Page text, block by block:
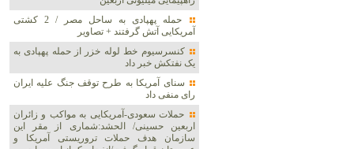
حمله پهپادی به ساحل مصر / 2 کشتی
آمریکایی آتش گرفتند + تصاویر
کنسرسیوم خط لوله خزر از حمله پهپادی به
یک نفتکش خبر داد
سنای آمریکا به طرح توقف جنگ علیه ایران
رای منفی داد
حملات سعودی-آمریکایی به مواکب و زائران
اربعین حسینی/ الحشد:شماری از مقر این
سازمان هدف حملات تروریستی آمریکا و